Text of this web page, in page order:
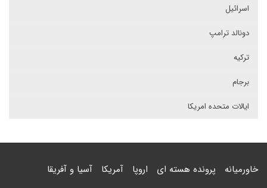
اسرائیل
دونالد ترامپ
ترکیه
برجام
ایالات متحده امریکا
خاورمیانه پرونده هسته ای اروپا آمریکا آسیا و آفریقا